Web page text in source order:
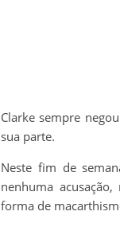
Clarke sempre
sua parte.
Neste fim de
nenhuma
forma de